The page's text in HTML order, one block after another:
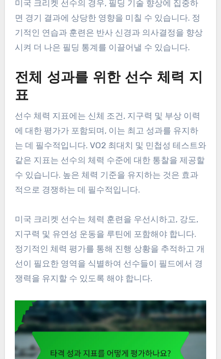
미국 크리켓 선수의 경우, 필딩 기술 향상에 집중하
면 경기 결과에 상당한 영향을 미칠 수 있습니다. 정
기적인 연습과 훈련은 반사 신경과 의사결정을 향상
시켜 더 나은 필딩 통계를 이끌어낼 수 있습니다.
전체 성과를 위한 선수 체력 지
표
선수 체력 지표에는 신체 조건, 지구력 및 부상 이력
에 대한 평가가 포함되며, 이는 최고 성과를 유지하
는 데 필수적입니다. VO2 최대치 및 민첩성 테스트와
같은 지표는 선수의 체력 수준에 대한 통찰을 제공할
수 있습니다. 높은 체력 기준을 유지하는 것은 효과
적으로 경쟁하는 데 필수적입니다.
미국 크리켓 선수는 체력 훈련을 우선시하고, 강도,
지구력 및 유연성 운동을 루틴에 포함해야 합니다.
정기적인 체력 평가를 통해 진행 상황을 추적하고 개
선이 필요한 영역을 식별하여 선수들이 필드에서 경
쟁력을 유지할 수 있도록 해야 합니다.